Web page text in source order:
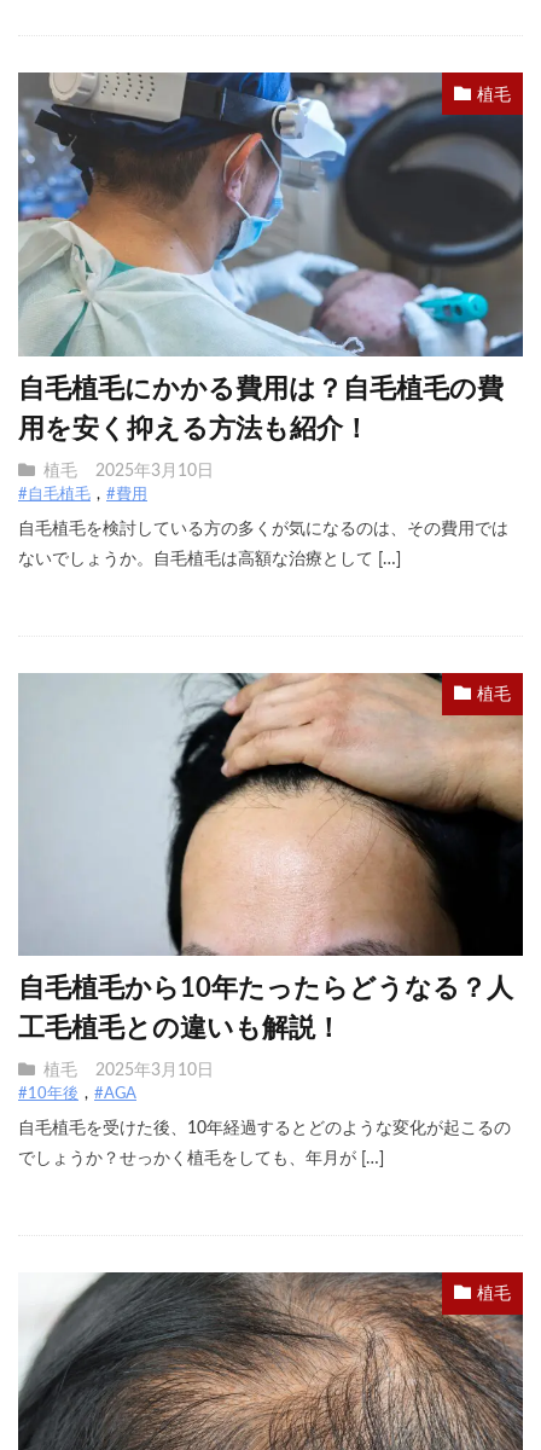
植毛
自毛植毛にかかる費用は？自毛植毛の費
用を安く抑える方法も紹介！
植毛 2025年3月10日
#自毛植毛 #費用
自毛植毛を検討している方の多くが気になるのは、その費用では
ないでしょうか。自毛植毛は高額な治療として […]
植毛
自毛植毛から10年たったらどうなる？人
工毛植毛との違いも解説！
植毛 2025年3月10日
#10年後 #AGA
自毛植毛を受けた後、10年経過するとどのような変化が起こるの
でしょうか？せっかく植毛をしても、年月が […]
植毛